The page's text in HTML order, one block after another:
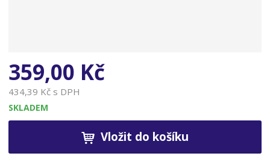
359,00 Kč
434,39 Kč s DPH
SKLADEM
Vložit do košíku